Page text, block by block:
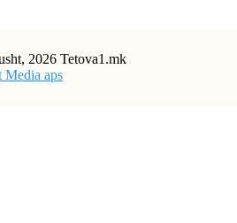
2026 Tetova1.mk
aps